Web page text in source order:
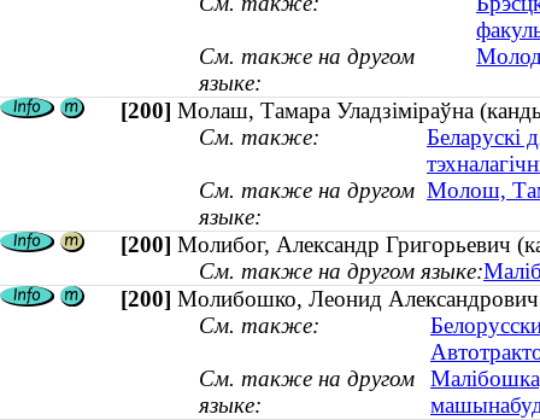
См. также на другом
языке:
[200] Молаш, Тамара Уладзіміраўна
См. также:
Беларускі
См. также на другом
языке:
Молош,
[200] Молибог, Александр Григорьевич
См. также на другом языке:
[200] Молибошко, Леонид Александрович
См. также:
См. также на другом
языке: